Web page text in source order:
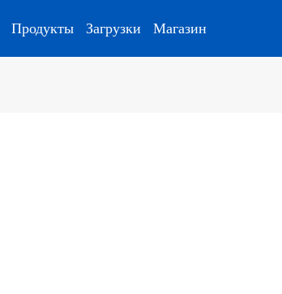
Продукты Загрузки Магазин